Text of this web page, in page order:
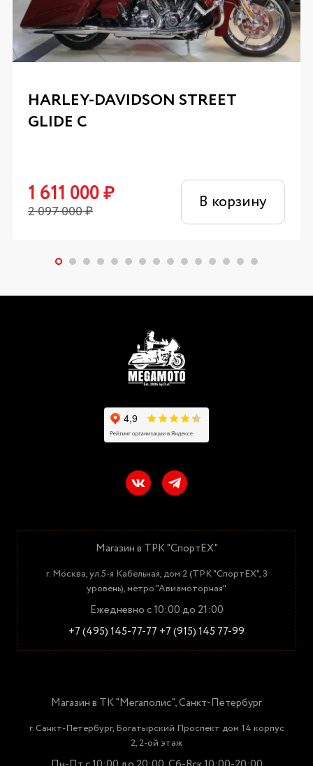
HARLEY-DAVIDSON STREET
GLIDE C
1 611 000₽
2 097 000₽ В корзину
Магазин в ТРК "СпортЕХ"
г. Москва, ул.5-я Кабельная, дом 2 (ТРК "СпортЕХ", 3
уровень), метро "Авиамоторная"
Ежедневно с 10:00 до 21:00
+7 (495) 145-77-77 +7 (915) 145 77-99
Магазин в ТК "Мегаполис", Санкт-Петербург
г. Санкт-Петербург, Богатырский Проспект дом 14 корпус
2, 2-ой этаж